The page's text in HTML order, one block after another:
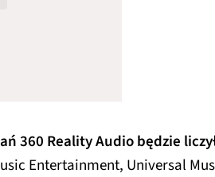
360 Reality Audio będzie
Entertainment, Universal